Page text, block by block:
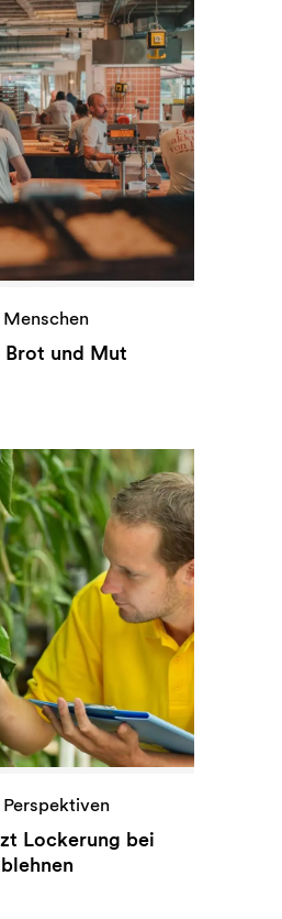
Menschen
und Mut
Perspektiven
Lockerung bei